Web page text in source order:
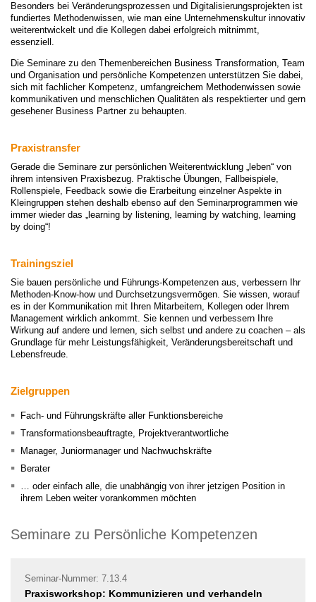
Besonders bei Veränderungsprozessen und Digitalisierungsprojekten ist
fundiertes Methodenwissen, wie man eine Unternehmenskultur innovativ
weiterentwickelt und die Kollegen dabei erfolgreich mitnimmt,
essenziell.
Die Seminare zu den Themenbereichen Business Transformation, Team
und ­Organisation und persönliche Kompetenzen unterstützen Sie dabei,
sich mit fachlicher Kompetenz, umfangreichem Methodenwissen sowie
kommunikativen und menschlichen Qualitäten als respektierter und gern
­gesehener Business Partner zu behaupten.
Praxistransfer
Gerade die Seminare zur persönlichen Weiterentwicklung „leben“ von
ihrem intensiven Praxisbezug. Praktische Übungen, Fallbeispiele,
Rollenspiele, Feedback sowie die Erarbeitung einzelner Aspekte in
Kleingruppen stehen deshalb ebenso auf den Seminarprogrammen wie
immer wieder das „learning by listening, learning by watching, learning
by doing“!
Trainingsziel
Sie bauen persönliche und Führungs-Kompetenzen aus, verbessern Ihr
Methoden-Know-how und Durchsetzungs­vermögen. Sie wissen, worauf
es in der Kommunikation mit Ihren Mitarbeitern, Kollegen oder Ihrem
Management wirklich ankommt. Sie kennen und verbessern Ihre
Wirkung auf andere und lernen, sich selbst und andere zu coachen – als
Grundlage für mehr Leistungsfähigkeit, Veränderungsbereitschaft und
Lebensfreude.
Zielgruppen
Fach- und Führungskräfte aller Funktionsbereiche
Transformationsbeauftragte, Projektverantwortliche
Manager, Juniormanager und Nachwuchskräfte
Berater
… oder einfach alle, die unabhängig von ihrer jetzigen Position in
ihrem Leben weiter vorankommen möchten
Seminare zu Persönliche Kompetenzen
Seminar-Nummer: 7.13.4
Praxisworkshop: Kommunizieren und verhandeln